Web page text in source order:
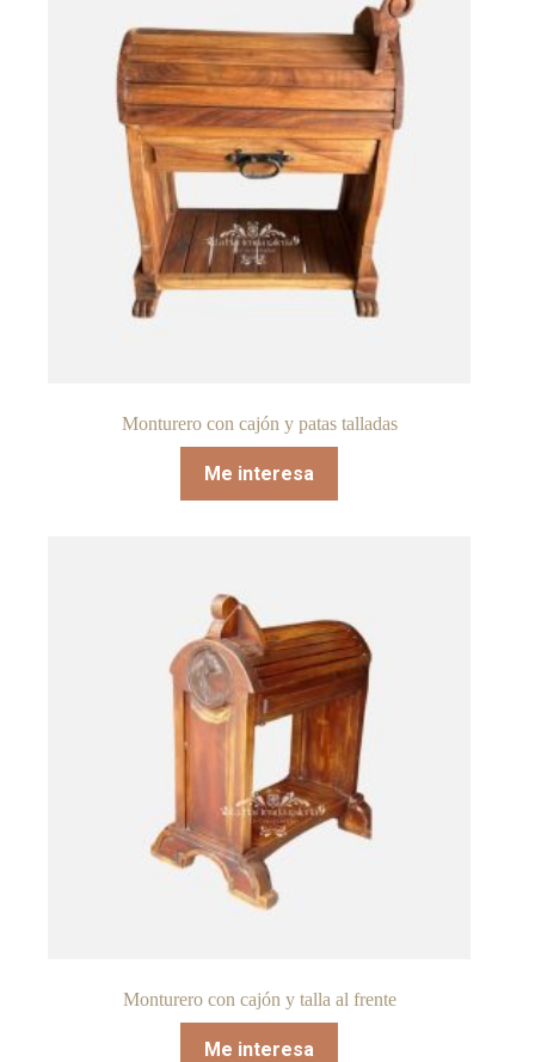
Monturero con cajón y patas talladas
Me interesa
Monturero con cajón y talla al frente
Me interesa